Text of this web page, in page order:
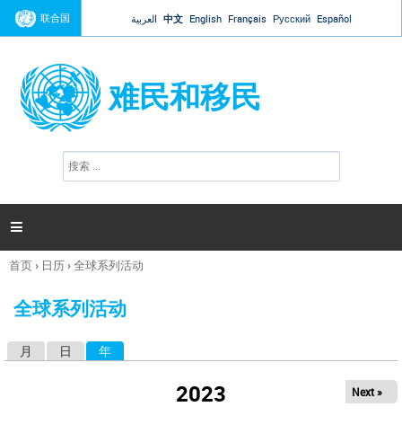
Jump to navigation
联合国 العربية 中文 English Français Русский Español
难民和移民
搜
索

你
这
首页› 日历›全球系列活动
全球系列活动
月 日 年
2023 Next »